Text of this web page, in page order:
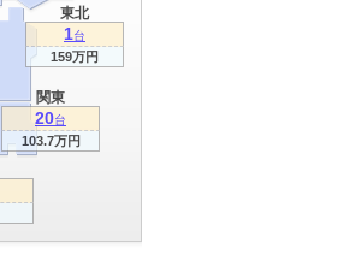
関東
20台
103.7万円
東北
1台
159万円